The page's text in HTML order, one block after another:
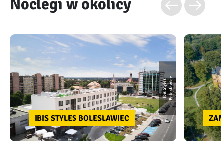
Noclegi w okolicy
I
bi
s
S
t
y
l
e
s
B
o
l
e
s
ł
a
wi
ec
IBIS STYLES BOLESLAWIEC